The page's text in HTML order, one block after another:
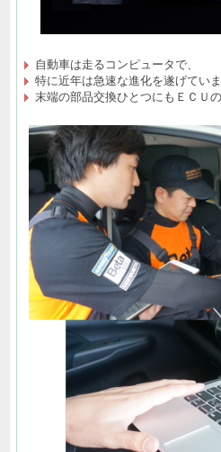
自動車は走るコンピュータで、
特に近年は急速な進化を遂げてい
末端の部品交換ひとつにもＥＣＵ